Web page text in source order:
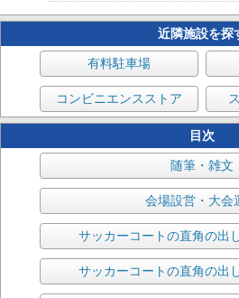
近隣施設を探
有料駐車場
コンビニエンスストア
目次
随筆・雑文
会場設営・大会
サッカーコートの直角の出
サッカーコートの直角の出